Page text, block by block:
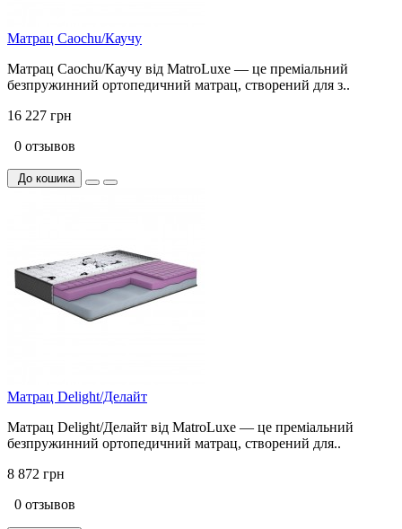
Матрац Caochu/Каучу
Матрац Caochu/Каучу від MatroLuxe — це преміальний
безпружинний ортопедичний матрац, створений для з..
16 227 грн
0 отзывов
До кошика
Матрац Delight/Делайт
Матрац Delight/Делайт від MatroLuxe — це преміальний
безпружинний ортопедичний матрац, створений для..
8 872 грн
0 отзывов